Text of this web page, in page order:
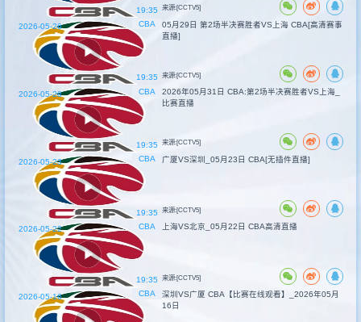
19:35 来源:[CCTV5]
CBA
19:35
2026-05-26
05月29日 第2场半决赛胜者VS上海 CBA[高清赛事
直播]
来源:[CCTV5]
CBA
19:35
2026-05-28
2026年05月31日 CBA:第2场半决赛胜者VS上海_
比赛直播
来源:[CCTV5]
CBA
19:35
2026-05-23 广厦VS深圳_05月23日 CBA[无插件直播]
来源:[CCTV5]
CBA
19:35
2026-05-22 上海VS北京_05月22日 CBA高清直播
来源:[CCTV5]
CBA
2026-05-16
深圳VS广厦 CBA【比赛在线观看】_2026年05月
16日